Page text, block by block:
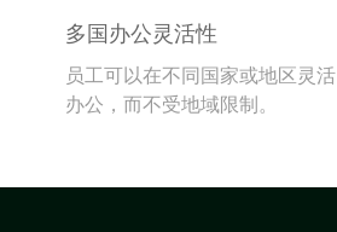
多国办公灵活性
员工可以在不同国家或地区灵活
办公，而不受地域限制。